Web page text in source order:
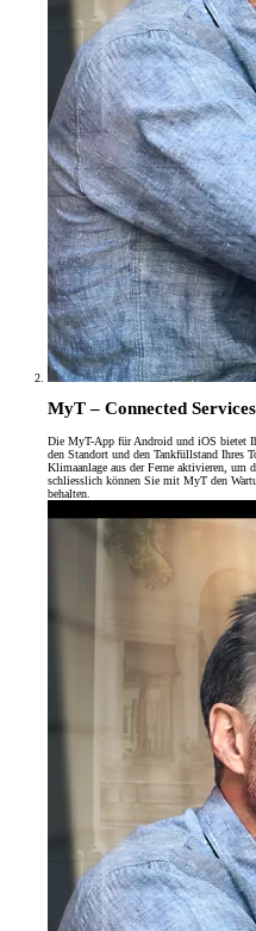
MyT – Connected Services
Die MyT-App für Android und iOS bietet
den Standort und den Tankfüllstand Ihres
Klimaanlage aus der Ferne aktivieren, um
schliesslich können Sie mit MyT den
behalten.